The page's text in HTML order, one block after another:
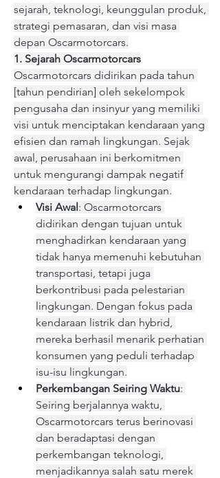
sejarah, teknologi, keunggulan produk,
strategi pemasaran, dan visi masa
depan Oscarmotorcars.
1. Sejarah Oscarmotorcars
Oscarmotorcars didirikan pada tahun
[tahun pendirian] oleh sekelompok
pengusaha dan insinyur yang memiliki
visi untuk menciptakan kendaraan yang
efisien dan ramah lingkungan. Sejak
awal, perusahaan ini berkomitmen
untuk mengurangi dampak negatif
kendaraan terhadap lingkungan.
Visi Awal: Oscarmotorcars
didirikan dengan tujuan untuk
menghadirkan kendaraan yang
tidak hanya memenuhi kebutuhan
transportasi, tetapi juga
berkontribusi pada pelestarian
lingkungan. Dengan fokus pada
kendaraan listrik dan hybrid,
mereka berhasil menarik perhatian
konsumen yang peduli terhadap
isu-isu lingkungan.
Perkembangan Seiring Waktu:
Seiring berjalannya waktu,
Oscarmotorcars terus berinovasi
dan beradaptasi dengan
perkembangan teknologi,
menjadikannya salah satu merek